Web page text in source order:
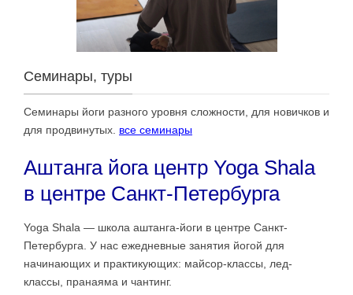
Семинары, туры
Семинары йоги разного уровня сложности, для новичков и
для продвинутых. все семинары
Аштанга йога центр Yoga Shala
в центре Санкт-Петербурга
Yoga Shala — школа аштанга-йоги в центре Санкт-
Петербурга. У нас ежедневные занятия йогой для
начинающих и практикующих: майсор-классы, лед-
классы, пранаяма и чантинг.